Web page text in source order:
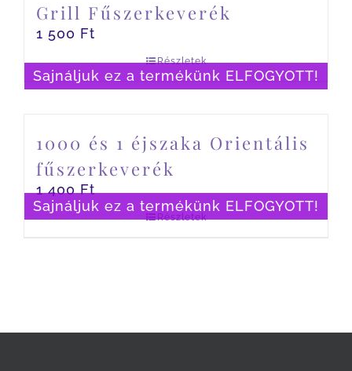
Sajnáljuk ez a termékünk ELFOGYOTT!
Grill Fűszerkeverék
1 500 Ft
Részletek
Sajnáljuk ez a termékünk ELFOGYOTT!
1000 és 1 éjszaka Orientális
fűszerkeverék
1 400Ft
Részletek